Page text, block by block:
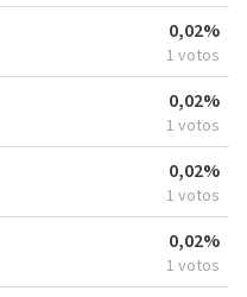
0,02%
1 votos
0,02%
1 votos
0,02%
1 votos
0,02%
1 votos